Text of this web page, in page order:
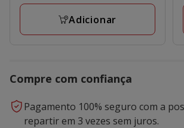
a
Adicionar
Compre com confiança
Pagamento 100% seguro com a
repartir em 3 vezes sem juros.